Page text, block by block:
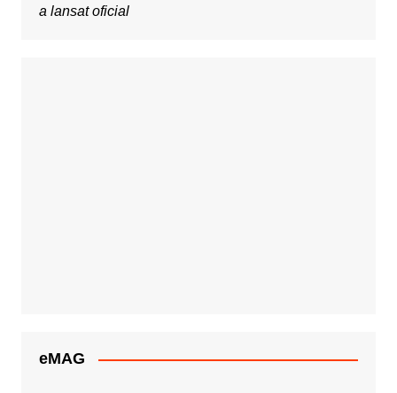
a lansat oficial
eMAG